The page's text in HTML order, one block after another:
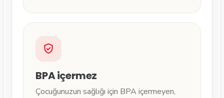
BPA içermez
Çocuğunuzun sağlığı için BPA içermeyen,